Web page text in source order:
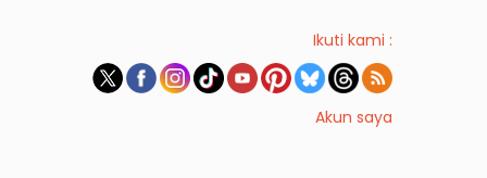
Ikuti kami :
Akun saya